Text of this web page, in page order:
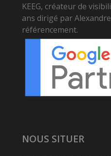
KEEG, créateur de
ans dirigé par
référencement.
NOUS SITUER